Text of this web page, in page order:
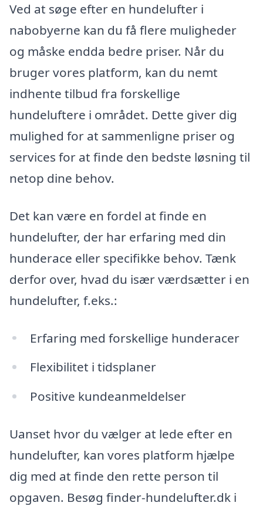
Ved at søge efter en hundelufter i
nabobyerne kan du få flere muligheder
og måske endda bedre priser. Når du
bruger vores platform, kan du nemt
indhente tilbud fra forskellige
hundeluftere i området. Dette giver dig
mulighed for at sammenligne priser og
services for at finde den bedste løsning til
netop dine behov.
Det kan være en fordel at finde en
hundelufter, der har erfaring med din
hunderace eller specifikke behov. Tænk
derfor over, hvad du især værdsætter i en
hundelufter, f.eks.:
Erfaring med forskellige hunderacer
Flexibilitet i tidsplaner
Positive kundeanmeldelser
Uanset hvor du vælger at lede efter en
hundelufter, kan vores platform hjælpe
dig med at finde den rette person til
opgaven. Besøg finder-hundelufter.dk i